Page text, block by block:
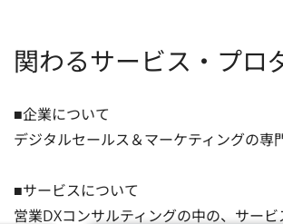
関わるサービス・プロ
■企業について
デジタルセールス＆マーケティングの専
■サービスについて
営業DXコンサルティングの中の、サービ